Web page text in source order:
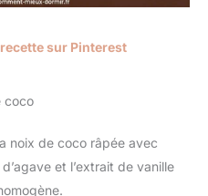
sur Pinterest
coco
noix de coco râpée avec
et l’extrait de vanille